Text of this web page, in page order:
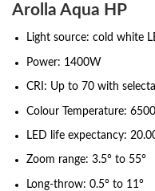
Arolla Aqua HP
Light source: cold white
Power: 1400W
CRI: Up to 70 with
Colour Temperature:
LED life expectancy:
Zoom range: 3.5° to 55°
Long-throw: 0.5° to 11°